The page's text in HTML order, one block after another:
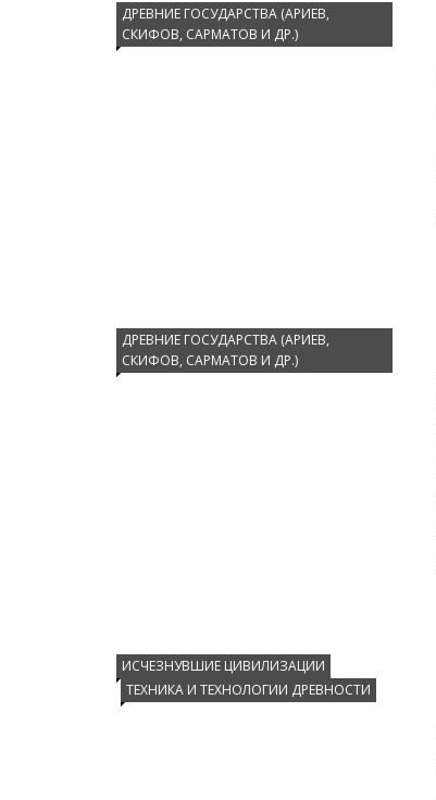
ДРЕВНИЕ ГОСУДАРСТВА (АРИЕВ,
СКИФОВ, САРМАТОВ И ДР.)
ДРЕВНИЕ ГОСУДАРСТВА (АРИЕВ,
СКИФОВ, САРМАТОВ И ДР.)
ИСЧЕЗНУВШИЕ ЦИВИЛИЗАЦИИ
ТЕХНИКА И ТЕХНОЛОГИИ ДРЕВНОСТИ